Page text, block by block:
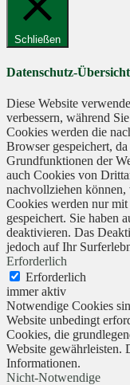
Schließen
Datenschutz-Übersicht
Diese Website
verbessern, während
Cookies werden die
Browser gespeichert,
Grundfunktionen der
auch Cookies von
nachvollziehen können,
Cookies werden nur
gespeichert. Sie haben
deaktivieren. Das
jedoch auf Ihr
Erforderlich
Erforderlich
immer aktiv
Notwendige Cookies
Website unbedingt
Cookies, die
Website gewährleisten.
Informationen.
Nicht-Notwendige